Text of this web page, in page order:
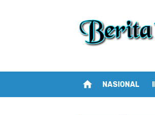
home NASIONAL